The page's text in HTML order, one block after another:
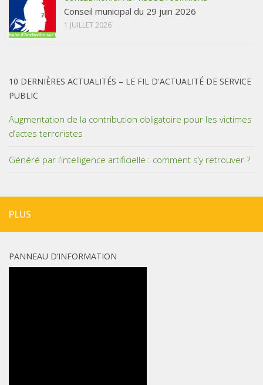
Conseil municipal du 29 juin 2026
1 JUILLET 2026
10 DERNIÈRES ACTUALITÉS – LE FIL D'ACTUALITÉ DE SERVICE
PUBLIC
Augmentation de la contribution obligatoire pour les victimes
d’actes terroristes
Généré par l’intelligence artificielle : comment s’y retrouver ?
PLUS
PANNEAU D’INFORMATION